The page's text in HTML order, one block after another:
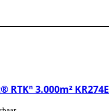
RTKⁿ 3.000m² KR274E